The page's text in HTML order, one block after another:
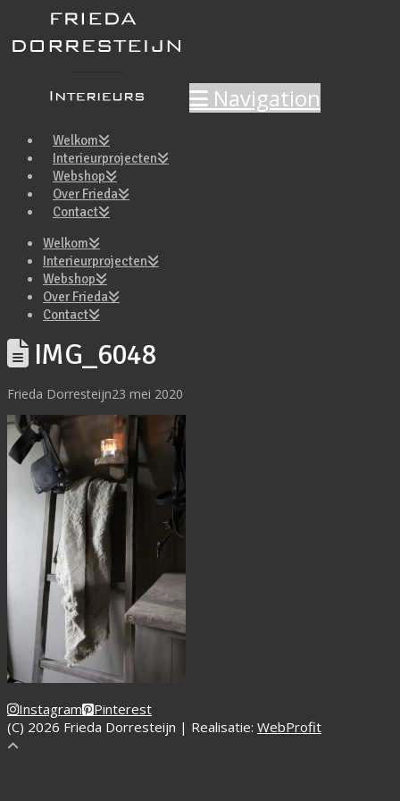
Navigation
Welkom
Interieurprojecten
Webshop
Over Frieda
Contact
Welkom
Interieurprojecten
Webshop
Over Frieda
Contact
IMG_6048
Frieda Dorresteijn23 mei 2020
Instagram
Pinterest
(C) 2026 Frieda Dorresteijn | Realisatie: WebProfit